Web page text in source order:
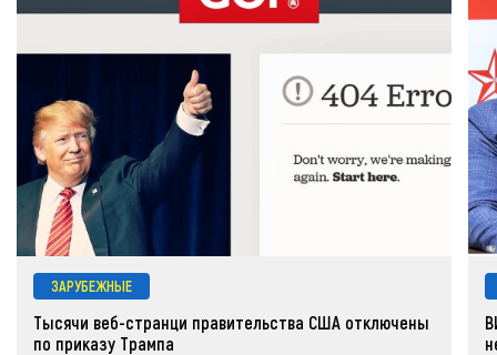
ЗАРУБЕЖНЫЕ
Тысячи веб-странци правительства США отключены
по приказу Трампа